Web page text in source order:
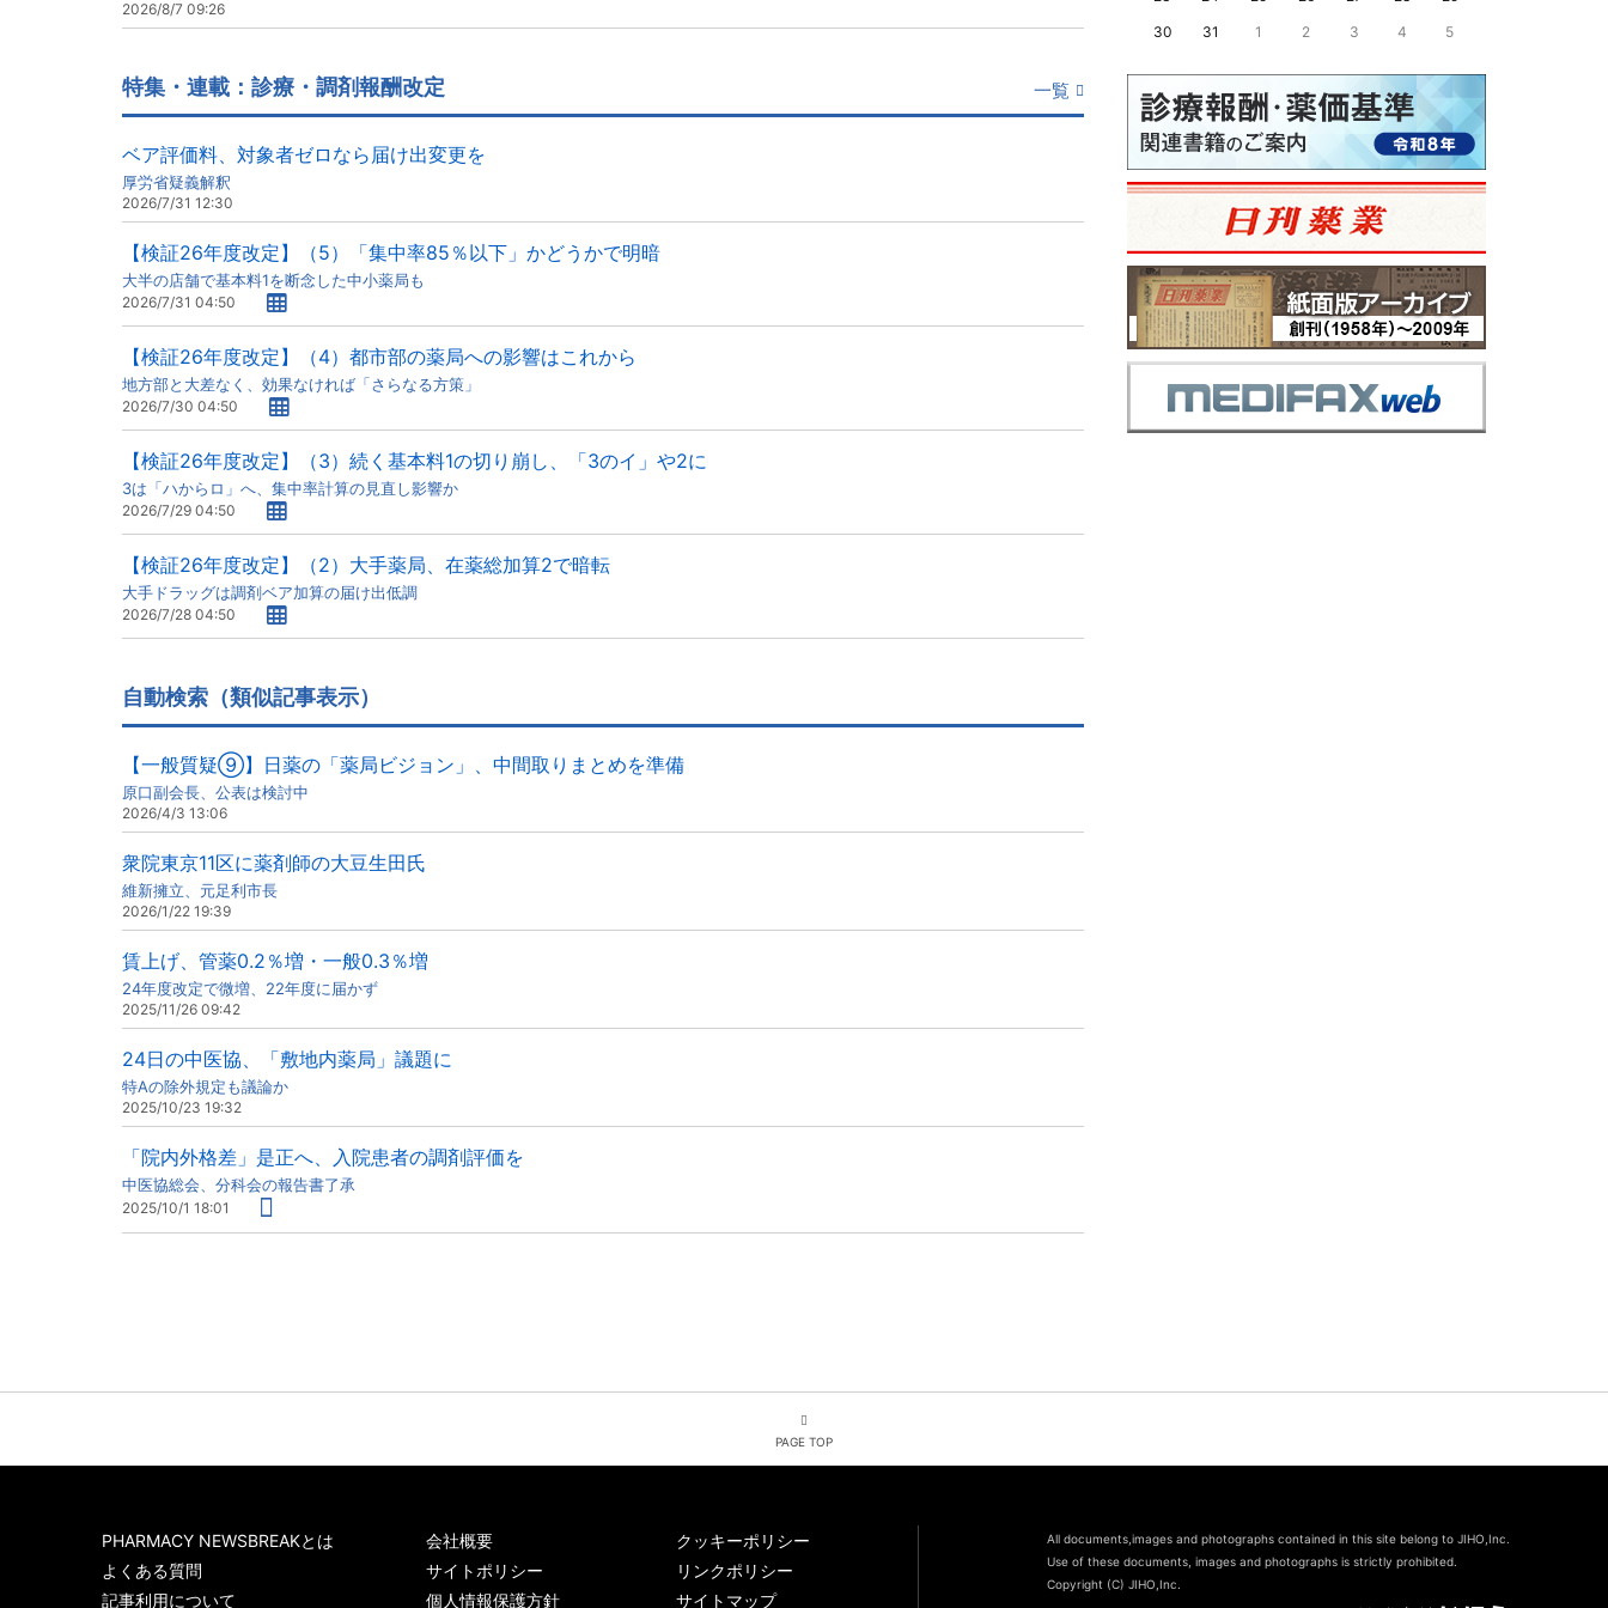
2026/8/7 09:26
特集・連載：診療・調剤報酬改定 一覧
ベア評価料、対象者ゼロなら届け出変更を
厚労省疑義解釈
2026/7/31 12:30
【検証26年度改定】（5）「集中率85％以下」かどうかで明暗
大半の店舗で基本料1を断念した中小薬局も
2026/7/31 04:50
【検証26年度改定】（4）都市部の薬局への影響はこれから
地方部と大差なく、効果なければ「さらなる方策」
2026/7/30 04:50
【検証26年度改定】（3）続く基本料1の切り崩し、「3のイ」や2に
3は「ハからロ」へ、集中率計算の見直し影響か
2026/7/29 04:50
【検証26年度改定】（2）大手薬局、在薬総加算2で暗転
大手ドラッグは調剤ベア加算の届け出低調
2026/7/28 04:50
自動検索（類似記事表示）
【一般質疑⑨】日薬の「薬局ビジョン」、中間取りまとめを準備
原口副会長、公表は検討中
2026/4/3 13:06
衆院東京11区に薬剤師の大豆生田氏
維新擁立、元足利市長
2026/1/22 19:39
賃上げ、管薬0.2％増・一般0.3％増
24年度改定で微増、22年度に届かず
2025/11/26 09:42
24日の中医協、「敷地内薬局」議題に
特Aの除外規定も議論か
2025/10/23 19:32
「院内外格差」是正へ、入院患者の調剤評価を
中医協総会、分科会の報告書了承
2025/10/1 18:01
30
31 1 2 3 4 5
PAGE TOP
PHARMACY NEWSBREAKとは
よくある質問
記事利用について
会社概要
サイトポリシー
個人情報保護方針
クッキーポリシー
リンクポリシー
サイトマップ
All documents,images and photographs contained in this site belong to JIHO,Inc.
Use of these documents, images and photographs is strictly prohibited.
Copyright (C) JIHO,Inc.